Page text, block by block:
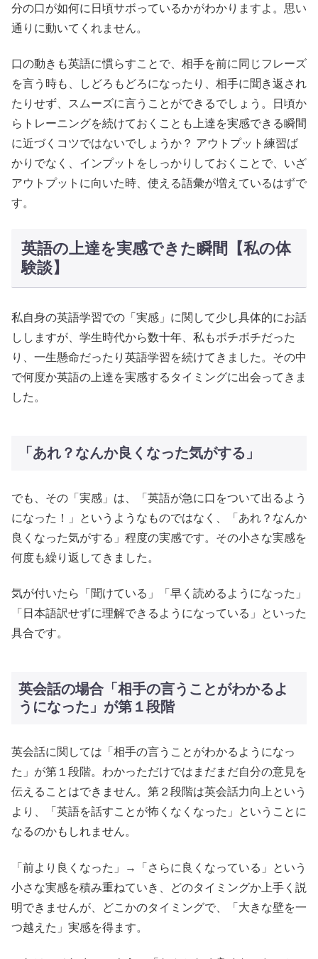
分の口が如何に日頃サボっているかがわかりますよ。思い
通りに動いてくれません。
口の動きも英語に慣らすことで、相手を前に同じフレーズ
を言う時も、しどろもどろになったり、相手に聞き返され
たりせず、スムーズに言うことができるでしょう。日頃か
らトレーニングを続けておくことも上達を実感できる瞬間
に近づくコツではないでしょうか？ アウトプット練習ば
かりでなく、インプットをしっかりしておくことで、いざ
アウトプットに向いた時、使える語彙が増えているはずで
す。
英語の上達を実感できた瞬間【私の体
験談】
私自身の英語学習での「実感」に関して少し具体的にお話
ししますが、学生時代から数十年、私もボチボチだった
り、一生懸命だったり英語学習を続けてきました。その中
で何度か英語の上達を実感するタイミングに出会ってきま
した。
「あれ？なんか良くなった気がする」
でも、その「実感」は、「英語が急に口をついて出るよう
になった！」というようなものではなく、「あれ？なんか
良くなった気がする」程度の実感です。その小さな実感を
何度も繰り返してきました。
気が付いたら「聞けている」「早く読めるようになった」
「日本語訳せずに理解できるようになっている」といった
具合です。
英会話の場合「相手の言うことがわかるよ
うになった」が第１段階
英会話に関しては「相手の言うことがわかるようになっ
た」が第１段階。わかっただけではまだまだ自分の意見を
伝えることはできません。第２段階は英会話力向上という
より、「英語を話すことが怖くなくなった」ということに
なるのかもしれません。
「前より良くなった」→「さらに良くなっている」という
小さな実感を積み重ねていき、どのタイミングか上手く説
明できませんが、どこかのタイミングで、「大きな壁を一
つ越えた」実感を得ます。